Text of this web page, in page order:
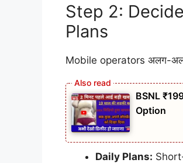
Step 2:
Plans
Mobile operators अलग-
BSNL
Option
Daily Plans: